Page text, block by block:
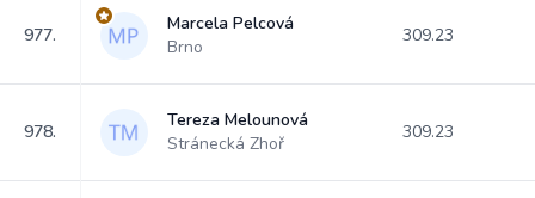
977.
Marcela Pelcová
Brno
309.23
978.
Tereza Melounová
Stránecká Zhoř
309.23